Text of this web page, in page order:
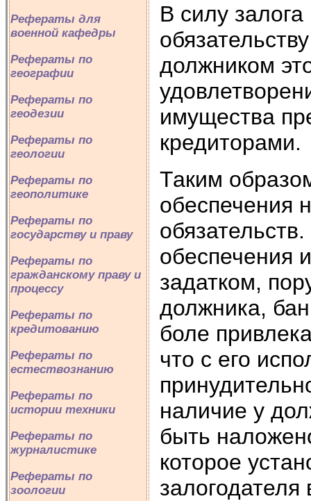
Рефераты для
военной кафедры
Рефераты по
географии
Рефераты по
геодезии
Рефераты по
геологии
Рефераты по
геополитике
Рефераты по
государству и праву
Рефераты по
гражданскому праву и
процессу
Рефераты по
кредитованию
Рефераты по
естествознанию
Рефераты по
истории техники
Рефераты по
журналистике
Рефераты по
зоологии
В силу
должником
имущества
кредиторами.
Таким
обеспечения
обеспечения
задатком,
должника,
боле
что с его
наличие у
быть
которое